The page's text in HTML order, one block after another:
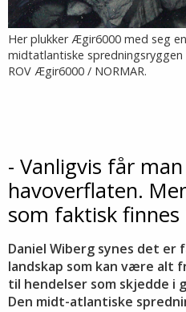
Her plukker Ægir6000 med seg
midtatlantiske spredningsryggen
ROV Ægir6000 / NORMAR.
- Vanligvis får
havoverflaten.
som faktisk
Daniel Wiberg synes det er
landskap som kan være alt
til hendelser som skjedde i
Den midt-atlantiske